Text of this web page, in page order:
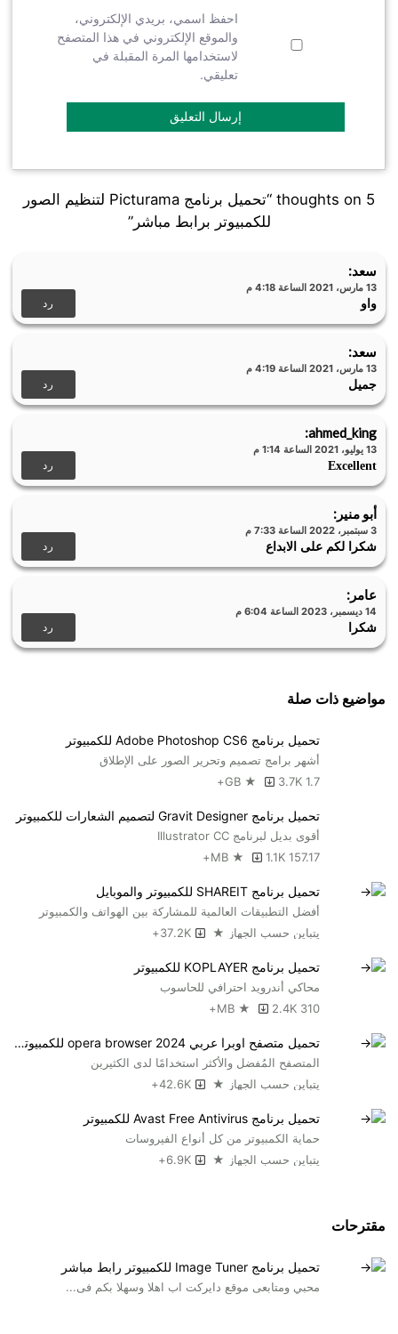
احفظ اسمي، بريدي الإلكتروني،
والموقع الإلكتروني في هذا المتصفح
لاستخدامها المرة المقبلة في
تعليقي.
5 thoughts on “تحميل برنامج Picturama لتنظيم الصور
للكمبيوتر برابط مباشر”
سعد:
13 مارس، 2021 الساعة 4:18 م
واو رد
سعد:
13 مارس، 2021 الساعة 4:19 م
جميل رد
ahmed_king
:
13 يوليو، 2021 الساعة 1:14 م
Excellent رد
أبو منير :
3 سبتمبر، 2022 الساعة 7:33 م
شكرا لكم على الابداع رد
عامر :
14 ديسمبر، 2023 الساعة 6:04 م
شكرا رد
مواضيع ذات صلة
تحميل برنامج Adobe Photoshop CS6 للكمبيوتر
أشهر برامج تصميم وتحرير الصور على الإطلاق
1.7 GB ★
3.7K+
تحميل برنامج Gravit Designer لتصميم الشعارات للكمبيوتر
أقوى بديل لبرنامج Illustrator CC
157.17 MB ★
1.1K+
تحميل برنامج SHAREIT للكمبيوتر والموبايل
أفضل التطبيقات العالمية للمشاركة بين الهواتف والكمبيوتر
يتباين حسب الجهاز ★
37.2K+
تحميل برنامج KOPLAYER للكمبيوتر
محاكي أندرويد احترافي للحاسوب
310 MB ★
2.4K+
تحميل متصفح اوبرا عربي opera browser 2024 للكمبيوتر والجوال
المتصفح المُفضل والأكثر استخدامًا لدى الكثيرين
يتباين حسب الجهاز ★
42.6K+
تحميل برنامج Avast Free Antivirus للكمبيوتر
حماية الكمبيوتر من كل أنواع الفيروسات
يتباين حسب الجهاز ★
6.9K+
مقترحات
تحميل برنامج Image Tuner للكمبيوتر رابط مباشر
محبي ومتابعى موقع دايركت اب اهلا وسهلا بكم فى...